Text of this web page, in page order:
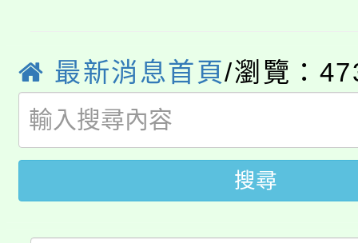
生本土語及新住民語歌
公告本校115學年度第
代理(課)教師甄選結果(
公告本校115學年度第
代理(課)教師甄選結果(
轉知中國文化大學推廣
《TA101》溝通分析基
轉知苗栗縣政府辦理
最新消息首頁/瀏覽：
搜尋